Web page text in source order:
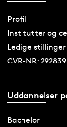
Profil
Institutter og
Ledige stillinger
CVR-NR:
Uddannelser
Bachelor